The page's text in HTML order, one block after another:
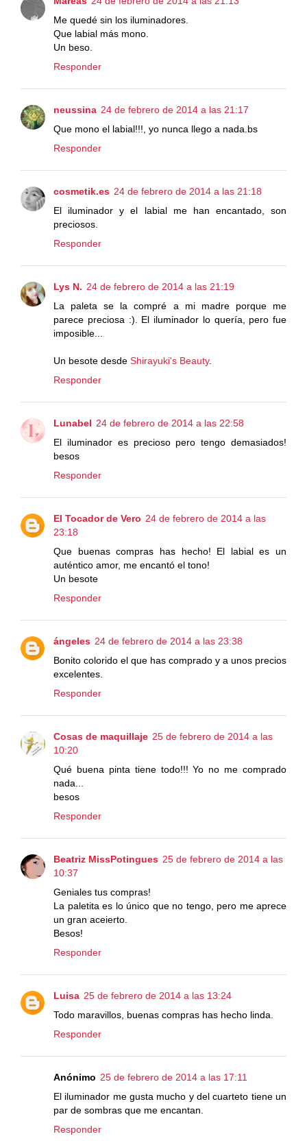
Me quedé sin los iluminadores.
Que labial más mono.
Un beso.
Responder
neussina 24 de febrero de 2014 a las 21:17
Que mono el labial!!!, yo nunca llego a nada.bs
Responder
cosmetik.es 24 de febrero de 2014 a las 21:18
El iluminador y el labial me han encantado, son
preciosos.
Responder
Lys N. 24 de febrero de 2014 a las 21:19
La paleta se la compré a mi madre porque me
parece preciosa :). El iluminador lo quería, pero fue
imposible...
Un besote desde Shirayuki's Beauty.
Responder
Lunabel 24 de febrero de 2014 a las 22:58
El iluminador es precioso pero tengo demasiados!
besos
Responder
El Tocador de Vero 24 de febrero de 2014 a las
23:18
Que buenas compras has hecho! El labial es un
auténtico amor, me encantó el tono!
Un besote
Responder
ángeles 24 de febrero de 2014 a las 23:38
Bonito colorido el que has comprado y a unos precios
excelentes.
Responder
Cosas de maquillaje 25 de febrero de 2014 a las
10:20
Qué buena pinta tiene todo!!! Yo no me comprado
nada...
besos
Responder
Beatriz MissPotingues 25 de febrero de 2014 a las
10:37
Geniales tus compras!
La paletita es lo único que no tengo, pero me aprece
un gran aceierto.
Besos!
Responder
Luisa 25 de febrero de 2014 a las 13:24
Todo maravillos, buenas compras has hecho linda.
Responder
Anónimo 25 de febrero de 2014 a las 17:11
El iluminador me gusta mucho y del cuarteto tiene un
par de sombras que me encantan.
Responder